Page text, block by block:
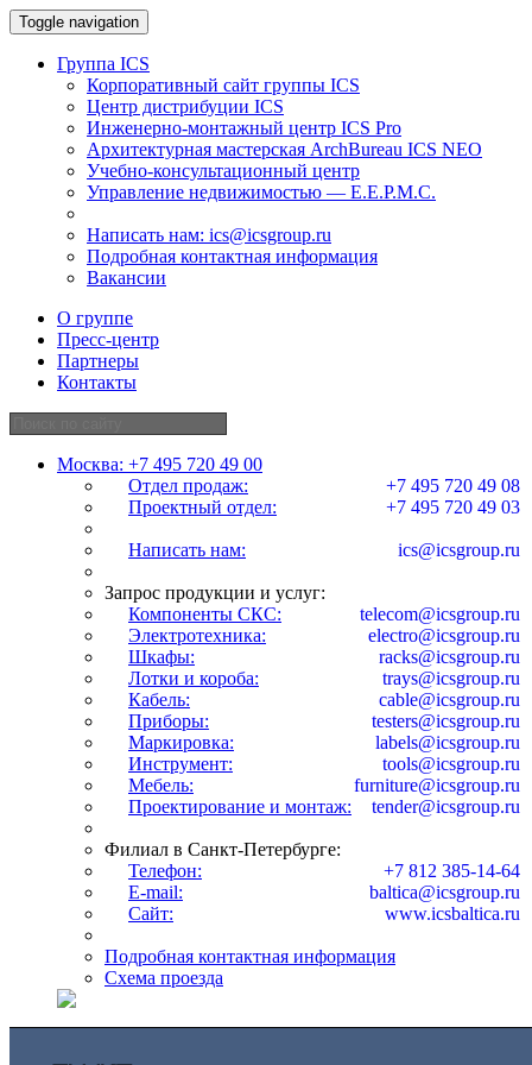
Toggle navigation
Группа ICS
Корпоративный сайт группы ICS
Центр дистрибуции ICS
Инженерно-монтажный центр ICS Pro
Архитектурная мастерская ArchBureau ICS NEO
Учебно-консультационный центр
Управление недвижимостью — E.E.P.M.C.
Написать нам: ics@icsgroup.ru
Подробная контактная информация
Вакансии
О группе
Пресс-центр
Партнеры
Контакты
Москва: +7 495 720 49 00
Отдел продаж:
+7 495 720 49 08
Проектный отдел:
+7 495 720 49 03
Написать нам: ics@icsgroup.ru
Запрос продукции и услуг:
Компоненты СКС:
telecom@icsgroup.ru
Электротехника:
electro@icsgroup.ru
Шкафы:
racks@icsgroup.ru
Лотки и короба:
trays@icsgroup.ru
Кабель:
cable@icsgroup.ru
Приборы:
testers@icsgroup.ru
Маркировка:
labels@icsgroup.ru
Инструмент:
tools@icsgroup.ru
Мебель:
furniture@icsgroup.ru
Проектирование и монтаж:
tender@icsgroup.ru
Филиал в Санкт-Петербурге:
Телефон:
+7 812 385-14-64
E-mail:
baltica@icsgroup.ru
Сайт:
www.icsbaltica.ru
Подробная контактная информация
Схема проезда